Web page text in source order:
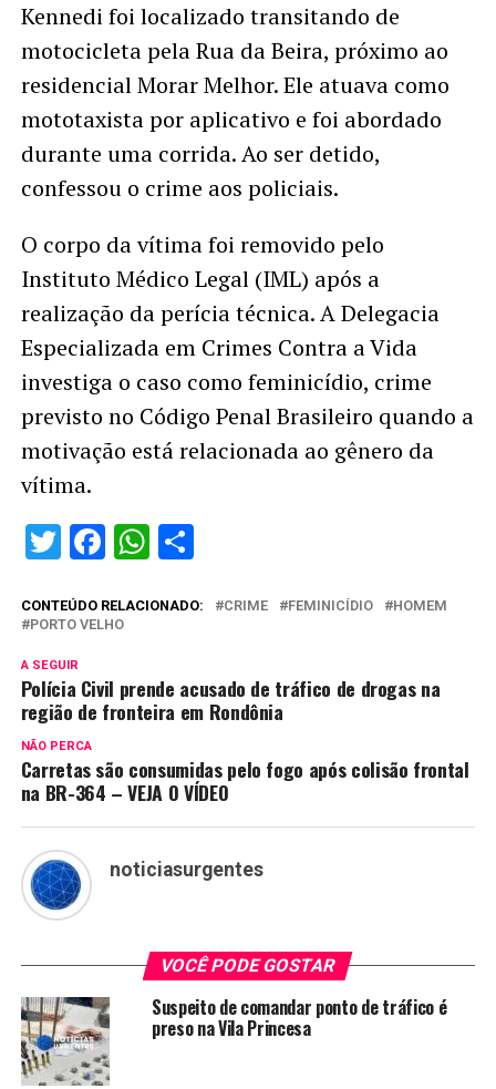
Kennedi foi localizado transitando de
motocicleta pela Rua da Beira, próximo ao
residencial Morar Melhor. Ele atuava como
mototaxista por aplicativo e foi abordado
durante uma corrida. Ao ser detido,
confessou o crime aos policiais.
O corpo da vítima foi removido pelo
Instituto Médico Legal (IML) após a
realização da perícia técnica. A Delegacia
Especializada em Crimes Contra a Vida
investiga o caso como feminicídio, crime
previsto no Código Penal Brasileiro quando a
motivação está relacionada ao gênero da
vítima.
Twitter
Facebook
WhatsApp
Share
CONTEÚDO RELACIONADO: CRIME FEMINICÍDIO
HOMEM
PORTO VELHO
A SEGUIR
Polícia Civil prende acusado de tráfico de drogas na
região de fronteira em Rondônia
NÃO PERCA
Carretas são consumidas pelo fogo após colisão frontal
na BR-364 – VEJA O VÍDEO
noticiasurgentes
VOCÊ PODE GOSTAR
Suspeito de comandar ponto de tráfico é
preso na Vila Princesa